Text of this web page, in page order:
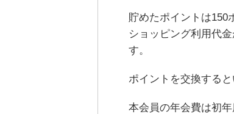
貯めたポイントは150
ショッピング利用代
す。
ポイントを交換する
本会員の年会費は初